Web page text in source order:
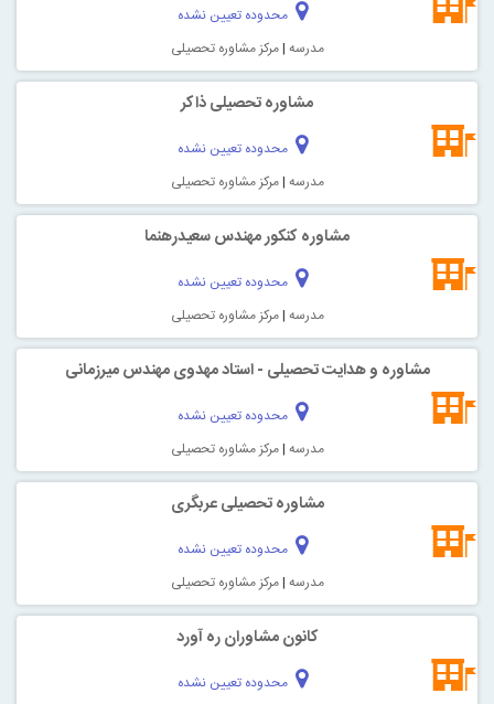
محدوده تعیین نشده
مدرسه |مرکز مشاوره تحصیلی
مشاوره تحصیلی ذاکر
محدوده تعیین نشده
مدرسه |مرکز مشاوره تحصیلی
مشاوره کنکور مهندس سعیدرهنما
محدوده تعیین نشده
مدرسه |مرکز مشاوره تحصیلی
مشاوره و هدایت تحصیلی - استاد مهدوی مهندس میرزمانی
محدوده تعیین نشده
مدرسه |مرکز مشاوره تحصیلی
مشاوره تحصیلی عربگری
محدوده تعیین نشده
مدرسه |مرکز مشاوره تحصیلی
کانون مشاوران ره آورد
محدوده تعیین نشده